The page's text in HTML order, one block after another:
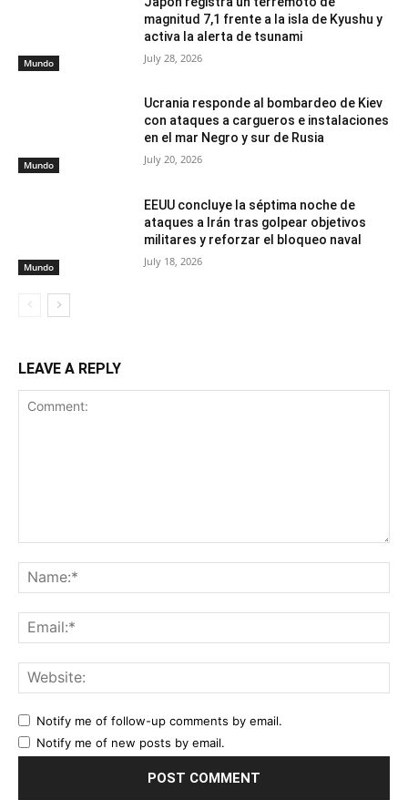
Mundo
magnitud 7,1 frente a la isla de Kyushu y
activa la alerta de tsunami
July 28, 2026
Mundo
Ucrania responde al bombardeo de Kiev
con ataques a cargueros e instalaciones
en el mar Negro y sur de Rusia
July 20, 2026
Mundo
EEUU concluye la séptima noche de
ataques a Irán tras golpear objetivos
militares y reforzar el bloqueo naval
July 18, 2026
LEAVE A REPLY
Notify me of follow-up comments by email.
Notify me of new posts by email.